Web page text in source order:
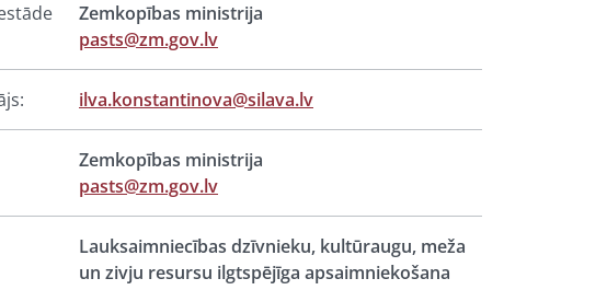
Zemkopības ministrija
pasts@zm.gov.lv
ilva.konstantinova@silava.lv
Zemkopības ministrija
pasts@zm.gov.lv
Lauksaimniecības dzīvnieku, kultūraugu, meža
un zivju resursu ilgtspējīga apsaimniekošana